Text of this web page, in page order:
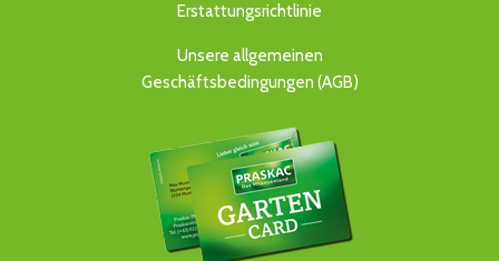
Erstattungsrichtlinie
Unsere allgemeinen
Geschäftsbedingungen (AGB)